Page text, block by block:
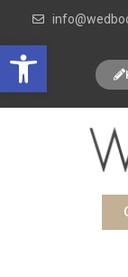
Open toolbar